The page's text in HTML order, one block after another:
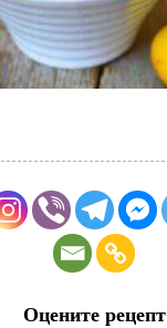
Оцените рецепт